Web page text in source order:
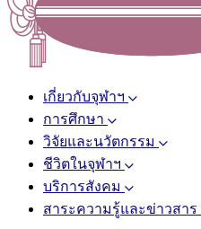
เกี่ยวกับจุฬาฯ
การศึกษา
วิจัยและนวัตกรรม
ชีวิตในจุฬาฯ
บริการสังคม
สาระความรู้และข่าวสาร